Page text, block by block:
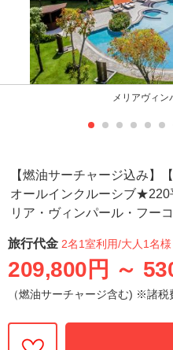
メリアヴィ
【燃油サーチャージ込み】
オールインクルーシブ★220
リア・ヴィンパール・フー
旅行代金 2名1室利用/大人1名様
209,800円 ～
（燃油サーチャージ含む) ※諸税